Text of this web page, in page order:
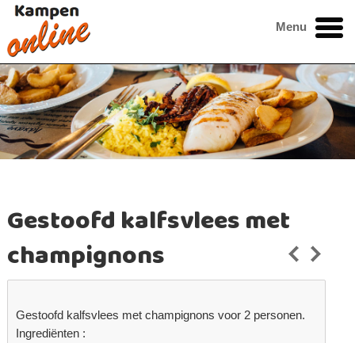
Menu
Gestoofd kalfsvlees met
champignons
Gestoofd kalfsvlees met champignons voor 2 personen.
Ingrediënten :